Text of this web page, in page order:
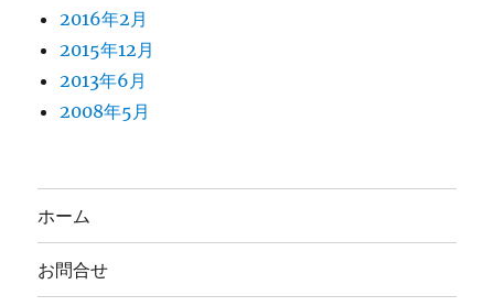
2016年2月
2015年12月
2013年6月
2008年5月
ホーム
お問合せ